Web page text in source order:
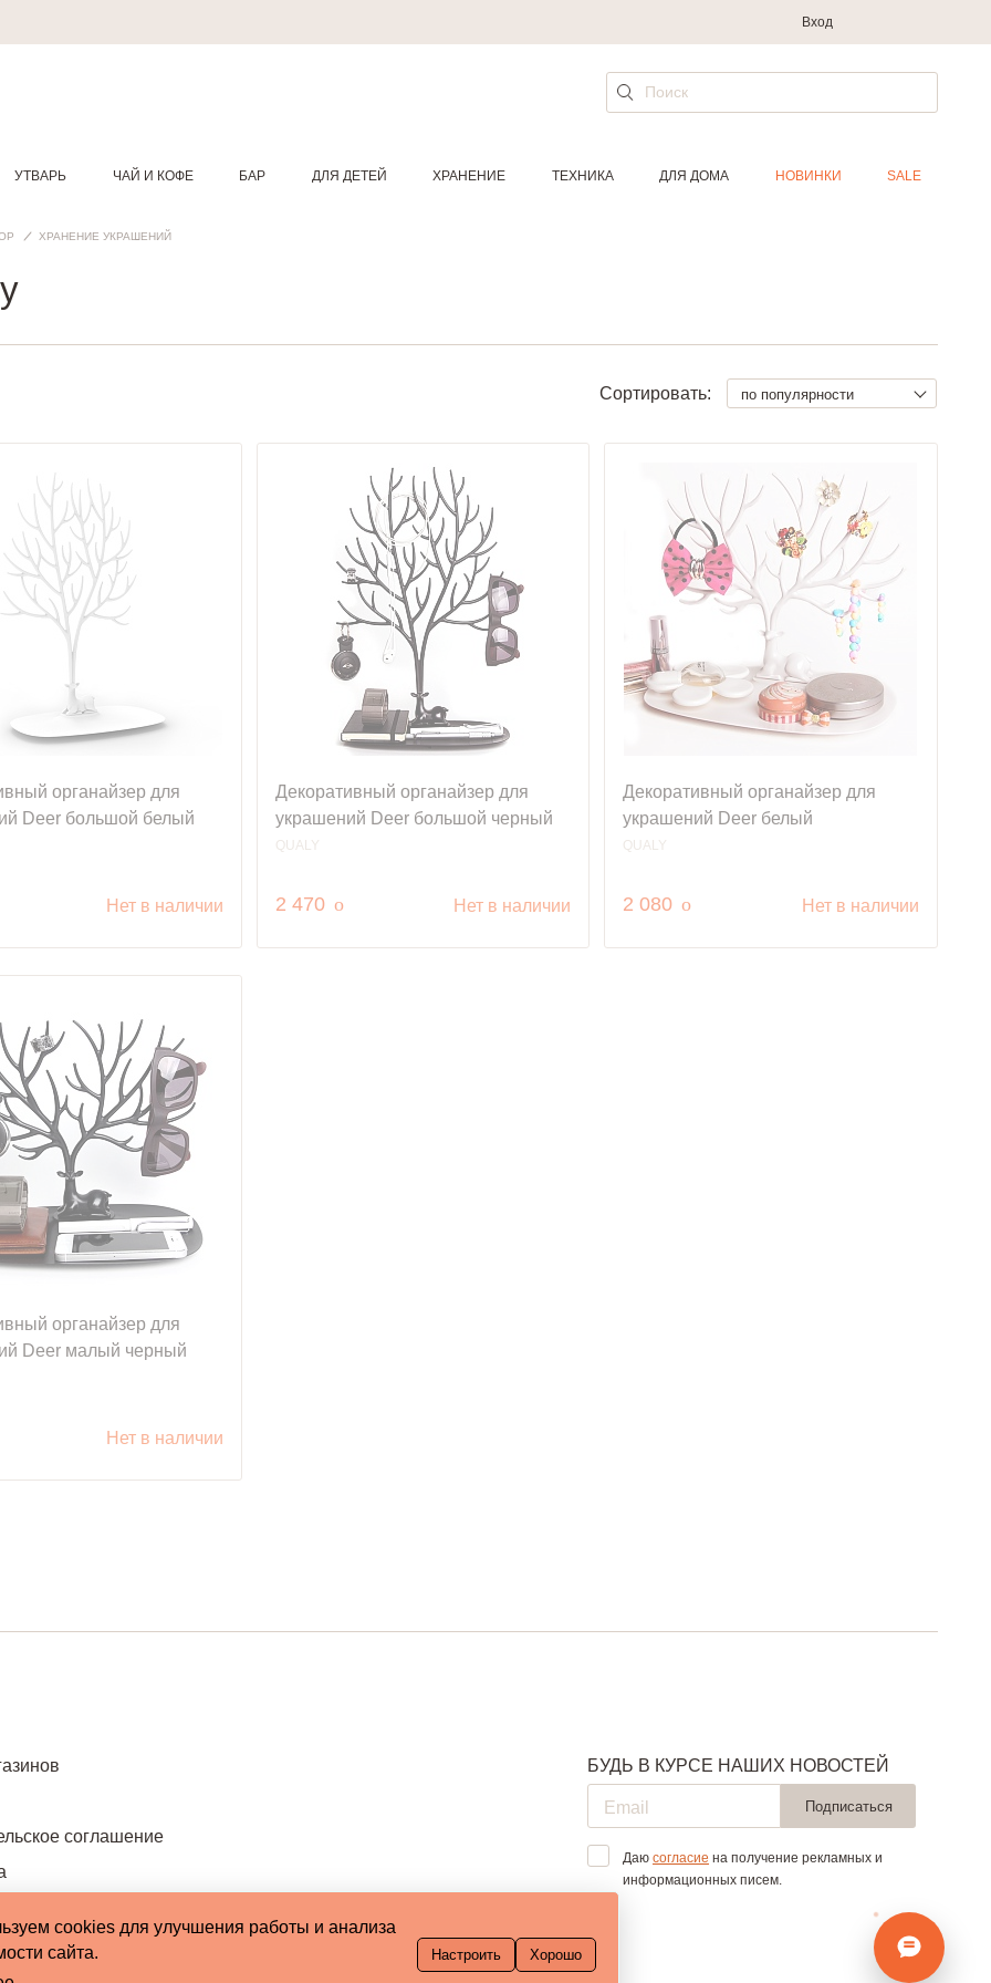
Вход
УТВАРЬ ЧАЙ И КОФЕ БАР ДЛЯ ДЕТЕЙ ХРАНЕНИЕ ТЕХНИКА ДЛЯ ДОМА НОВИНКИ SALE
ХРАНЕНИЕ УКРАШЕНИЙ
Сортировать: по популярности
органайзер для
Deer большой белый
Нет в наличии
Декоративный органайзер для
украшений Deer большой черный
QUALY
2 470 руб.
o Нет в наличии
Декоративный органайзер для
украшений Deer белый
QUALY
2 080 руб.
o Нет в наличии
органайзер для
Deer малый черный
Нет в наличии
соглашение
БУДЬ В КУРСЕ НАШИХ НОВОСТЕЙ
Подписаться
Даюсогласие на получение рекламных и
информационных писем.
cookies для улучшения работы и анализа
сайта.
Настроить Хорошо